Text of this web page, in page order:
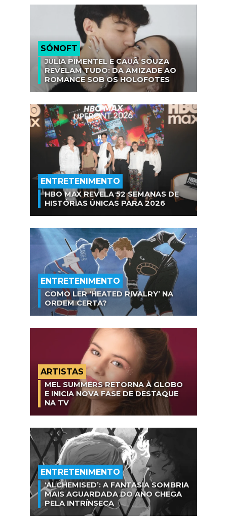
SÓNOFT
JULIA PIMENTEL E CAUÃ SOUZA
REVELAM TUDO: DA AMIZADE AO
ROMANCE SOB OS HOLOFOTES
ENTRETENIMENTO
HBO MAX REVELA 52 SEMANAS DE
HISTÓRIAS ÚNICAS PARA 2026
ENTRETENIMENTO
COMO LER ‘HEATED RIVALRY’ NA
ORDEM CERTA?
ARTISTAS
MEL SUMMERS RETORNA À GLOBO
E INICIA NOVA FASE DE DESTAQUE
NA TV
ENTRETENIMENTO
‘ALCHEMISED’: A FANTASIA SOMBRIA
MAIS AGUARDADA DO ANO CHEGA
PELA INTRÍNSECA